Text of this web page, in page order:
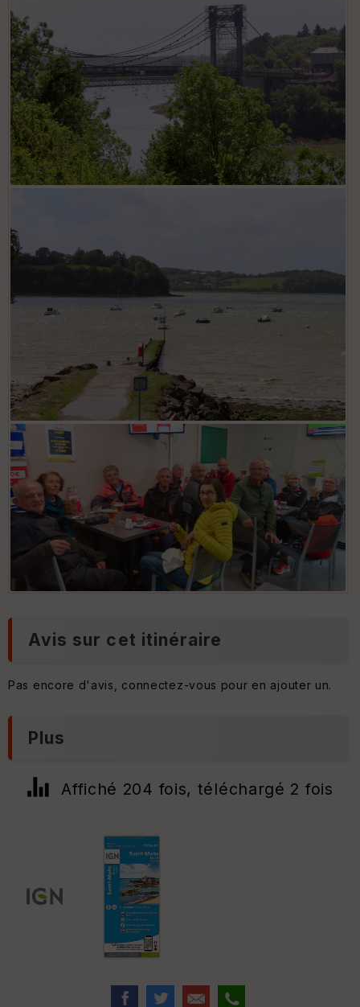
Avis sur cet itinéraire
Pas encore d'avis, connectez-vous pour en ajouter un.
Plus
Affiché 204 fois, téléchargé 2 fois